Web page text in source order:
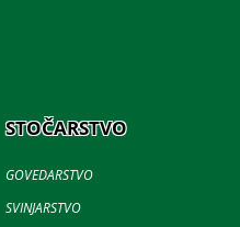
STOČARSTVO
GOVEDARSTVO
SVINJARSTVO